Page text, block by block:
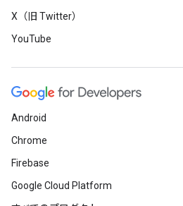
X（旧 Twitter）
YouTube
Android
Chrome
Firebase
Google Cloud Platform